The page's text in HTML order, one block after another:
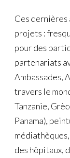
Ces dernières
projets :
pour des
partenariats
Ambassades,
travers le
Tanzanie,
Panama),
des hôpitaux,